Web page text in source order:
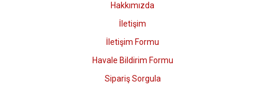
Gönder
Hakkımızda
İletişim
İletişim Formu
Havale Bildirim Formu
Sipariş Sorgula